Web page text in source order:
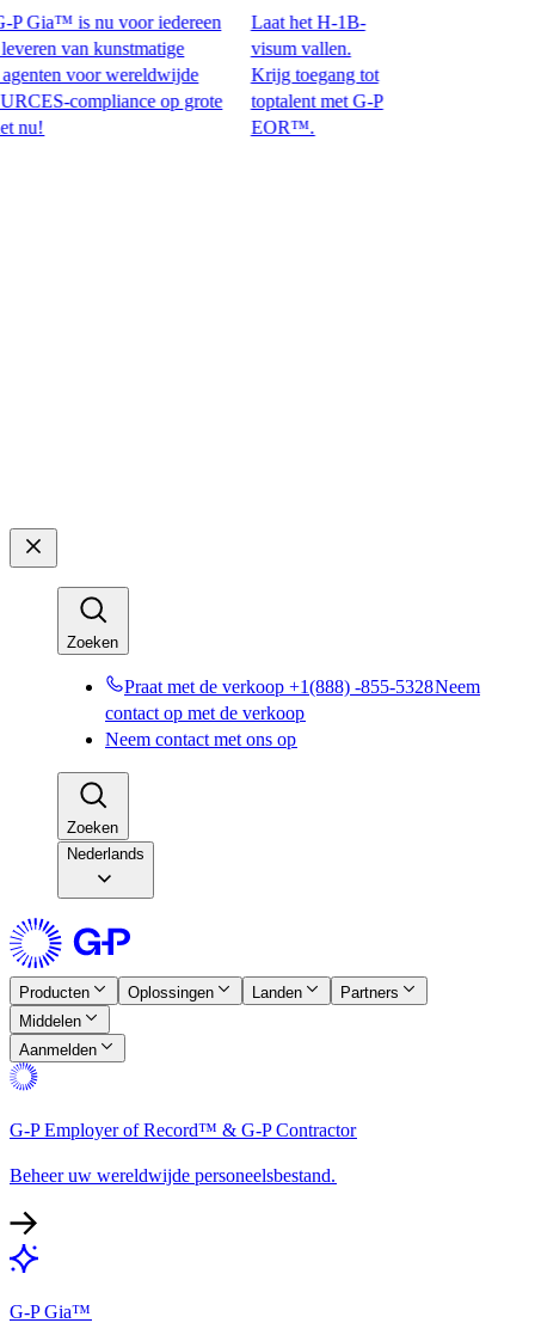
is nu voor iedereen
van kunstmatige
voor wereldwijde
compliance op grote
Laat het H-1B-
visum vallen.
Krijg toegang tot
toptalent met G-P
EOR™.​​
Zoeken​​
Praat met de verkoop +1(888) -855-5328​​Neem
contact op met de verkoop​​
Neem contact met ons op​​
Zoeken​​
Nederlands
Producten​​ Oplossingen​​ Landen​​
Partners​​
Middelen​​
Aanmelden​​
G-P Employer of Record™ & G-P Contractor​​
Beheer uw wereldwijde personeelsbestand.​​
G-P Gia™​​